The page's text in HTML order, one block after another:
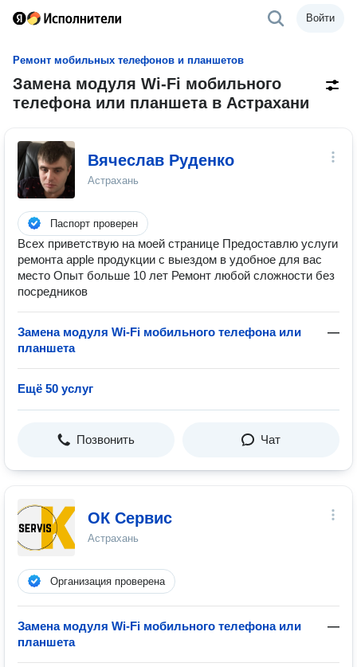
Войти
Ремонт мобильных телефонов и планшетов
Замена модуля Wi-Fi мобильного
телефона или планшета в Астрахани
Вячеслав Руденко
Астрахань
Паспорт проверен
Всех приветствую на моей странице Предоставлю услуги
ремонта apple продукции с выездом в удобное для вас
место Опыт больше 10 лет Ремонт любой сложности без
посредников
Замена модуля Wi-Fi мобильного телефона или
планшета
—
Ещё 50 услуг
Позвонить Чат
ОК Сервис
Астрахань
Организация проверена
Замена модуля Wi-Fi мобильного телефона или
планшета
—